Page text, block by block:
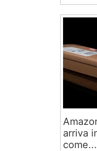
arriva
come...